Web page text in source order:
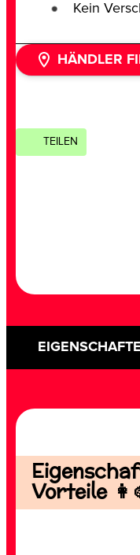
Kein
HÄNDLER
TEILEN
Vorteile